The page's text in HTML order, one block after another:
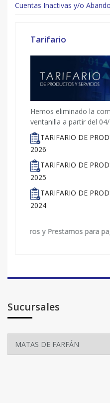
Cuentas Inactivas y/o
Tarifario
Hemos eliminado la
ventanilla a partir del
TARIFARIO DE
2026
TARIFARIO DE
2025
TARIFARIO DE
2024
de Ahorros y Prestamos para
Sucursales